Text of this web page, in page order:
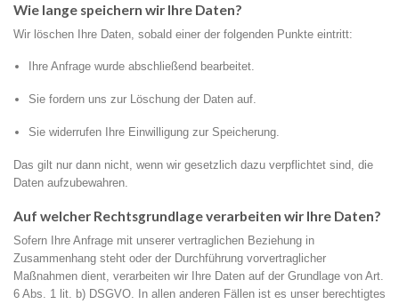
Wie lange speichern wir Ihre Daten?
Wir löschen Ihre Daten, sobald einer der folgenden Punkte eintritt:
Ihre Anfrage wurde abschließend bearbeitet.
Sie fordern uns zur Löschung der Daten auf.
Sie widerrufen Ihre Einwilligung zur Speicherung.
Das gilt nur dann nicht, wenn wir gesetzlich dazu verpflichtet sind, die
Daten aufzubewahren.
Auf welcher Rechtsgrundlage verarbeiten wir Ihre Daten?
Sofern Ihre Anfrage mit unserer vertraglichen Beziehung in
Zusammenhang steht oder der Durchführung vorvertraglicher
Maßnahmen dient, verarbeiten wir Ihre Daten auf der Grundlage von Art.
6 Abs. 1 lit. b) DSGVO. In allen anderen Fällen ist es unser berechtigtes